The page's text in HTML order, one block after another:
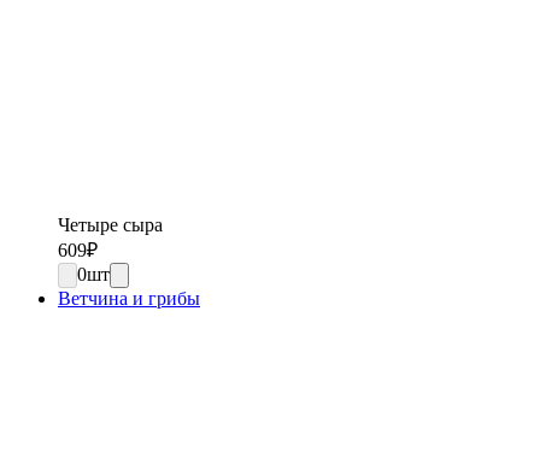
Четыре сыра
609₽
0шт
Ветчина и грибы